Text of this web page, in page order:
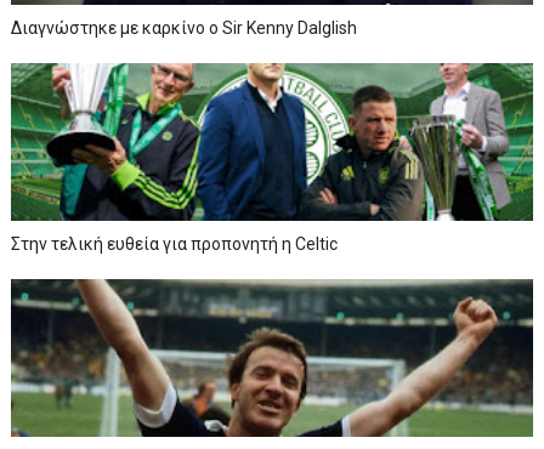
Διαγνώστηκε με καρκίνο ο Sir Kenny Dalglish
Στην τελική ευθεία για προπονητή η Celtic